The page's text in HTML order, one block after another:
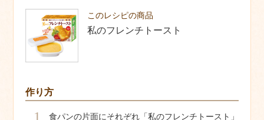
このレシピの商品
私のフレンチトースト
作り方
食パンの片面にそれぞれ「私のフレンチトースト」